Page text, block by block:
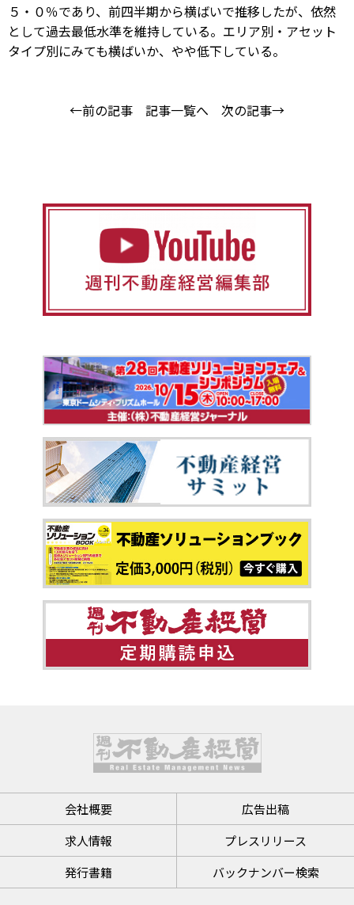
５・０％であり、前四半期から横ばいで推移したが、依然
として過去最低水準を維持している。エリア別・アセット
タイプ別にみても横ばいか、やや低下している。
←前の記事 記事一覧へ 次の記事→
会社概要
広告出稿
求人情報
プレスリリース
発行書籍
バックナンバー検索